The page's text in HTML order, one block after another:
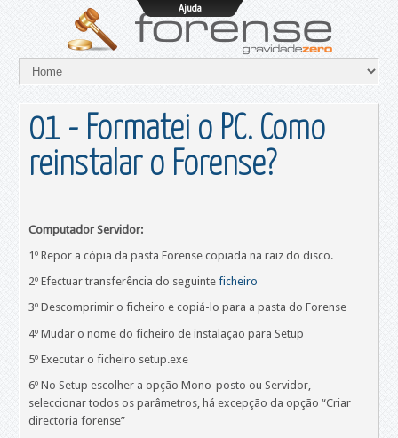
Ajuda
01 - Formatei o PC. Como
reinstalar o Forense?
Computador Servidor:
1º Repor a cópia da pasta Forense copiada na raiz do disco.
2º Efectuar transferência do seguinteficheiro
3º Descomprimir o ficheiro e copiá-lo para a pasta do Forense
4º Mudar o nome do ficheiro de instalação para Setup
5º Executar o ficheiro setup.exe
6º No Setup escolher a opção Mono-posto ou Servidor,
seleccionar todos os parâmetros, há excepção da opção “Criar
directoria forense”